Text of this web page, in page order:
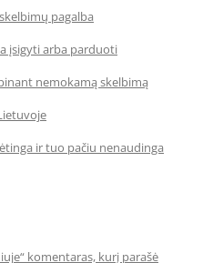
pagalba
įsigyti arba parduoti
nemokamą skelbimą
ir tuo pačiu nenaudinga
komentaras, kurį parašė